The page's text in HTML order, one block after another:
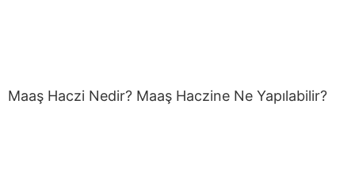
Maaş Haczi Nedir? Maaş Haczine Ne Yapılabilir?